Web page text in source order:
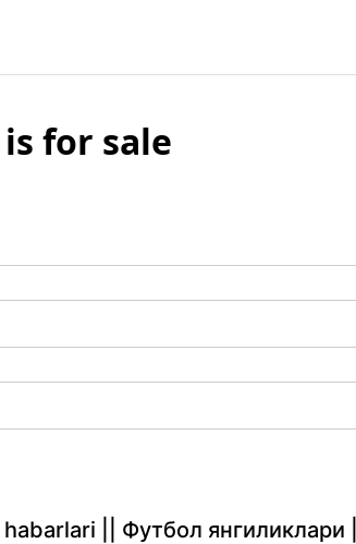
|| Футбол янгиликлари